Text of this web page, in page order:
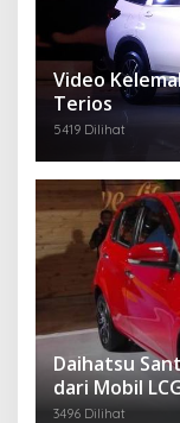
Video
Terios
5419 Dilihat
Daihatsu
dari Mobil
3496 Dilihat